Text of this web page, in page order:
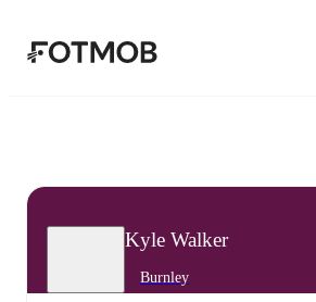
Kyle Walker
Burnley